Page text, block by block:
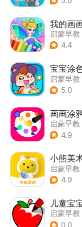
我的画
启蒙早教
| 儿童益
4.4
宝宝涂
启蒙早教
5.0
画画涂
启蒙早教
| 儿童益
4.9
小熊美
启蒙早教
4.9
儿童宝
启蒙早教
0.0